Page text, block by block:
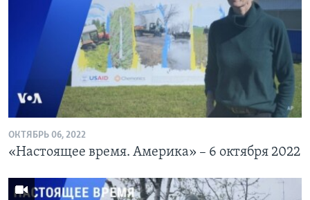
ОКТЯБРЬ 06, 2022
«Настоящее время. Америка» – 6 октября 2022